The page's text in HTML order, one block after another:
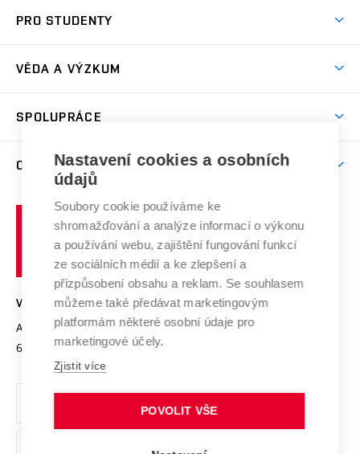
Koleje
Sport na VUT
Brno
Dny otevřených dveří
Celoživotní vzdělávání
E-přihláška
PRO STUDENTY
Harmonogram akademického roku
Závěrečné práce
Doktorské studium
Zpracování osobních údajů studentů
Sociální bezpečí
Studium bez bariér
Podpora podnikání
VĚDA A VÝZKUM
Mezinárodní vědecká rada
Systém zajišťování kvality výzkumu
Výzkumné infrastruktury
Transfer znalostí
Open Science
Projekty
Projekty ze strukturálních fondů
Specifický výzkum
SPOLUPRÁCE
Firemní spolupráce
Zahraniční spolupráce
Spolupráce se školami
Služby univerzity
Mezinárodní dohody
Univerzitní sítě
O UNIVERZITĚ
Profil univerzity
Udržitelná univerzita
Podnikavá univerzita / ContriBUTe
Bezpečná univerzita
Vyznamenání
Organizační struktura
Ochrana osobních údajů
učení
technické
Brně
VYSOKÉ UČENÍ TECHNICKÉ V BRNĚ
Antonínská 548/1
602 00 Brno
www.vut.cz
vut@vutbr.cz
Nastavení cookies a osobních
údajů
Soubory cookie používáme ke
shromažďování a analýze informací o výkonu
a používání webu, zajištění fungování funkcí
ze sociálních médií a ke zlepšení a
přizpůsobení obsahu a reklam. Se souhlasem
můžeme také předávat marketingovým
platformám některé osobní údaje pro
marketingové účely.
Zjistit více
POVOLIT VŠE